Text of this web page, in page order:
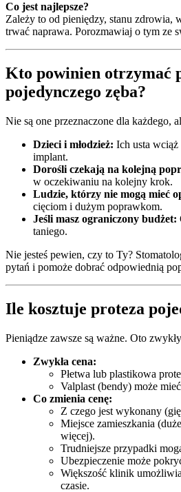
Co jest najlepsze?
Zależy to od pieniędzy, stanu zdrowia,
trwać naprawa. Porozmawiaj o tym ze
Kto powinien otrzymać
pojedynczego zęba?
Nie są one przeznaczone dla każdego,
Dzieci i młodzież: Ich usta wciąż
implant.
Dorośli czekają na kolejną
w oczekiwaniu na kolejny krok.
Ludzie, którzy nie mogą mieć
cięciom i dużym poprawkom.
Jeśli masz ograniczony budżet:
taniego.
Nie jesteś pewien, czy to Ty?
pytań i pomoże dobrać odpowiednią
Ile kosztuje proteza
Pieniądze zawsze są ważne. Oto
Zwykła cena:
Płetwa lub plastikowa
Valplast (bendy) może
Co zmienia cenę:
Z czego jest wykonany
Miejsce zamieszkania
więcej).
Trudniejsze przypadki
Ubezpieczenie może
Większość klinik
czasie.